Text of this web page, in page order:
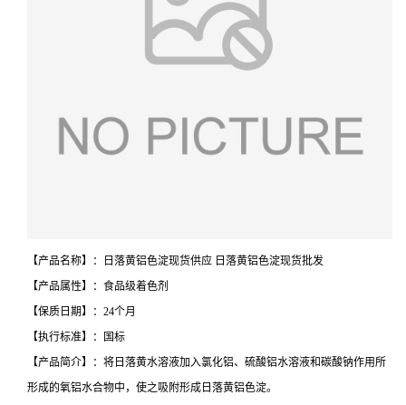
【产品名称】：日落黄铝色淀现货供应 日落黄铝色淀现货批发
【产品属性】：食品级着色剂
【保质日期】：24个月
【执行标准】：国标
【产品简介】：将日落黄水溶液加入氯化铝、硫酸铝水溶液和碳酸钠作用所
形成的氧铝水合物中，使之吸附形成日落黄铝色淀。